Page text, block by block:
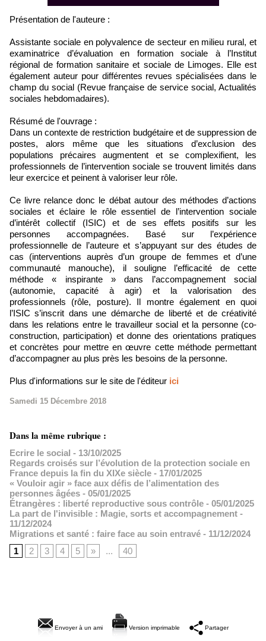
Présentation de l'auteure :
Assistante sociale en polyvalence de secteur en milieu rural, et
examinatrice d’évaluation en formation sociale à l’Institut
régional de formation sanitaire et sociale de Limoges. Elle est
également auteur pour différentes revues spécialisées dans le
champ du social (Revue française de service social, Actualités
sociales hebdomadaires).
Résumé de l'ouvrage :
Dans un contexte de restriction budgétaire et de suppression de
postes, alors même que les situations d’exclusion des
populations précaires augmentent et se complexifient, les
professionnels de l’intervention sociale se trouvent limités dans
leur exercice et peinent à valoriser leur rôle.
Ce livre relance donc le débat autour des méthodes d’actions
sociales et éclaire le rôle essentiel de l’intervention sociale
d’intérêt collectif (ISIC) et de ses effets positifs sur les
personnes accompagnées. Basé sur l’expérience
professionnelle de l’auteure et s’appuyant sur des études de
cas (interventions auprès d’un groupe de femmes et d’une
communauté manouche), il souligne l’efficacité de cette
méthode « inspirante » dans l’accompagnement social
(autonomie, capacité à agir) et la valorisation des
professionnels (rôle, posture). Il montre également en quoi
l’ISIC s’inscrit dans une démarche de liberté et de créativité
dans les relations entre le travailleur social et la personne (co-
construction, participation) et donne des orientations pratiques
et concrètes pour mettre en œuvre cette méthode permettant
d’accompagner au plus près les besoins de la personne.
Plus d'informations sur le site de l'éditeur ici
Samedi 15 Décembre 2018
Dans la même rubrique :
Ecrire le social - 13/10/2025
Regards croisés sur l’évolution de la protection sociale en
France depuis la fin du XIXe siècle - 17/01/2025
« Vouloir agir » face aux défis de l’alimentation des
personnes âgées - 05/01/2025
Étrangères : liberté reproductive sous contrôle - 05/01/2025
La part de l'invisible : Magie, sorts et accompagnement -
11/12/2024
Migrations et santé : faire face au soin entravé - 11/12/2024
1
2 3 4 5 » ... 40
Envoyer à un ami Version imprimable Partager